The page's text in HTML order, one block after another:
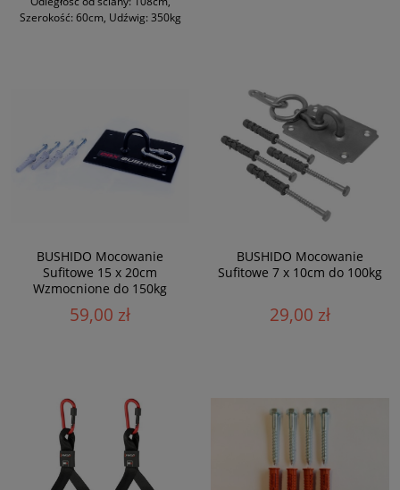
Szerokość: 60cm, Udźwig: 350kg
BUSHIDO Mocowanie
Sufitowe 15 x 20cm
Wzmocnione do 150kg
Czarne
59,00 zł
BUSHIDO Mocowanie
Sufitowe 7 x 10cm do 100kg
29,00 zł